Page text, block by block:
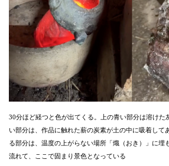
30分ほど経つと色が出てくる。上の青い部分は溶けた
い部分は、作品に触れた薪の炭素が土の中に吸着して
る部分は、温度の上がらない場所「熾（おき）」に埋
流れて、ここで固まり景色となっている